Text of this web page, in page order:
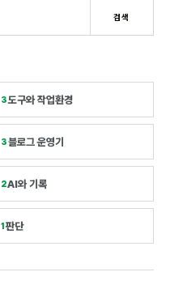
검색
3도구와 작업환경
3블로그 운영기
2AI와 기록
1판단